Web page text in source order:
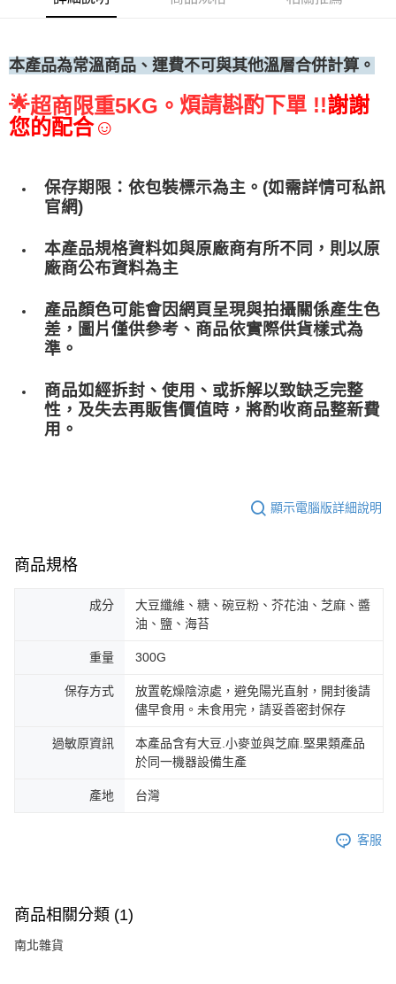
本產品為常溫商品、運費不可與其他溫層合併計算。
🌟超商限重5KG。 煩請斟酌下單 !!謝謝
您的配合☺
保存期限：依包裝標示為主。(如需詳情可私訊
官網)
本產品規格資料如與原廠商有所不同，則以原
廠商公布資料為主
產品顏色可能會因網頁呈現與拍攝關係產生色
差，圖片僅供參考、商品依實際供貨樣式為
準。
商品如經拆封、使用、或拆解以致缺乏完整
性，及失去再販售價值時，將酌收商品整﻿新費
用。
顯示電腦版詳細說明
商品規格
成分
大豆纖維、糖、碗豆粉、芥花油、芝麻、醬
油、鹽、海苔
重量 300G
保存方式
放置乾燥陰涼處，避免陽光直射，開封後請
儘早食用。未食用完，請妥善密封保存
過敏原資訊
本產品含有大豆.小麥並與芝麻.堅果類產品
於同一機器設備生產
產地 台灣
客服
商品相關分類 (1)
南北雜貨